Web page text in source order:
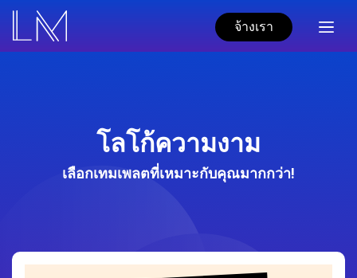
จ้างเรา
โลโก้ความงาม
เลือกเทมเพลตที่เหมาะกับคุณมากกว่า!